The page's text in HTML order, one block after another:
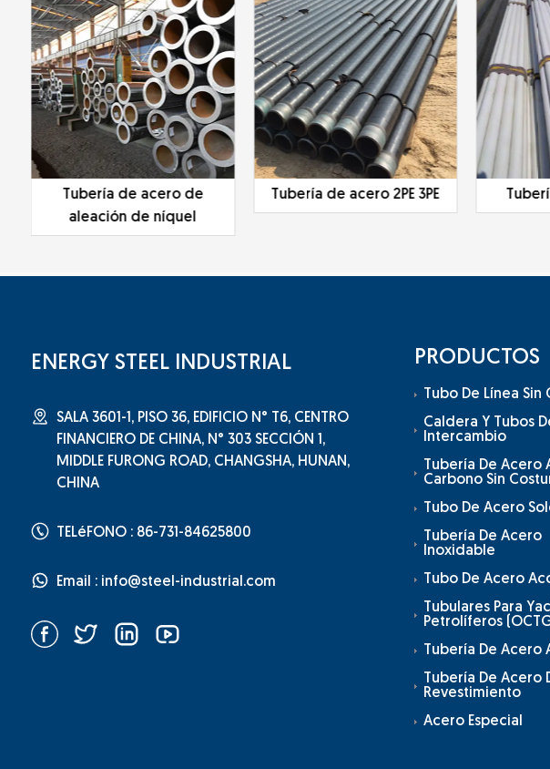
acero de
Tubería de acero 2PE 3PE Tubería de acero 3PP
ENERGY STEEL INDUSTRIAL
SALA 3601-1, PISO 36, EDIFICIO N° T6, CENTRO
FINANCIERO DE CHINA, N° 303 SECCIÓN 1,
MIDDLE FURONG ROAD, CHANGSHA, HUNAN,
CHINA
TELéFONO : 86-731-84625800
Email : info@steel-industrial.com
PRODUCTOS
Tubo De Línea Sin
Caldera Y Tubos
Intercambio
Tubería De Acero
Carbono Sin
Tubo De Acero
Tubería De Acero
Inoxidable
Tubo De Acero
Tubulares Para
Petrolíferos
Tubería De Acero
Tubería De Acero
Revestimiento
Acero Especial